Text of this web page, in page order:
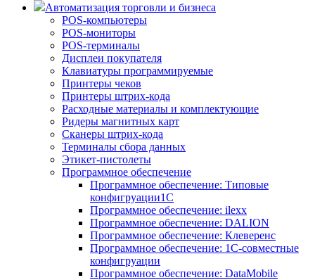
Автоматизация торговли и бизнеса
POS-компьютеры
POS-мониторы
POS-терминалы
Дисплеи покупателя
Клавиатуры программируемые
Принтеры чеков
Принтеры штрих-кода
Расходные материалы и комплектующие
Ридеры магнитных карт
Сканеры штрих-кода
Терминалы сбора данных
Этикет-пистолеты
Программное обеспечение
Программное обеспечение: Типовые
конфигруации1С
Программное обеспечение: ilexx
Программное обеспечение: DALION
Программное обеспечение: Клеверенс
Программное обеспечение: 1С-совместные
конфигруации
Программное обеспечение: DataMobile